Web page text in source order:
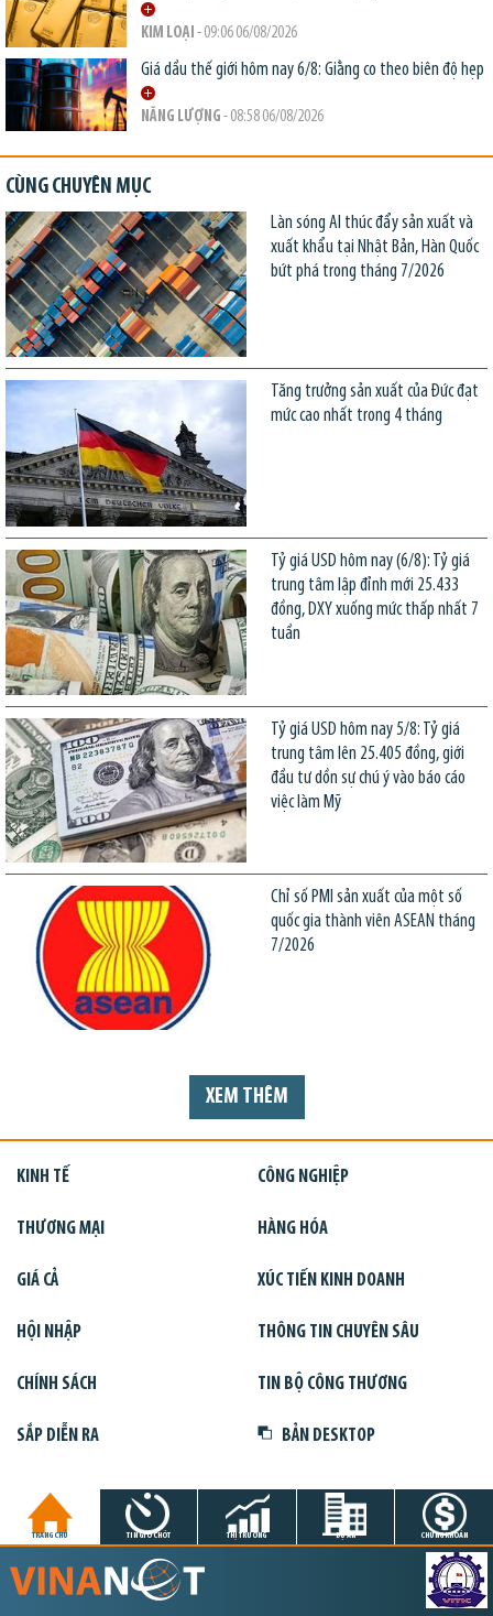
KIM LOẠI - 09:06 06/08/2026
Giá dầu thế giới hôm nay 6/8: Giằng co theo biên độ hẹp
NĂNG LƯỢNG - 08:58 06/08/2026
CÙNG CHUYÊN MỤC
Làn sóng AI thúc đẩy sản xuất và
xuất khẩu tại Nhật Bản, Hàn Quốc
bứt phá trong tháng 7/2026
Tăng trưởng sản xuất của Đức đạt
mức cao nhất trong 4 tháng
Tỷ giá USD hôm nay (6/8): Tỷ giá
trung tâm lập đỉnh mới 25.433
đồng, DXY xuống mức thấp nhất 7
tuần
Tỷ giá USD hôm nay 5/8: Tỷ giá
trung tâm lên 25.405 đồng, giới
đầu tư dồn sự chú ý vào báo cáo
việc làm Mỹ
Chỉ số PMI sản xuất của một số
quốc gia thành viên ASEAN tháng
7/2026
XEM THÊM
KINH TẾ CÔNG NGHIỆP
THƯƠNG MẠI HÀNG HÓA
GIÁ CẢ XÚC TIẾN KINH DOANH
HỘI NHẬP THÔNG TIN CHUYÊN SÂU
CHÍNH SÁCH TIN BỘ CÔNG THƯƠNG
SẮP DIỄN RA BẢN DESKTOP
TRANG CHỦ TIN GIỜ CHÓT THỊ TRƯỜNG DỰ ÁN CHỨNG KHOÁN